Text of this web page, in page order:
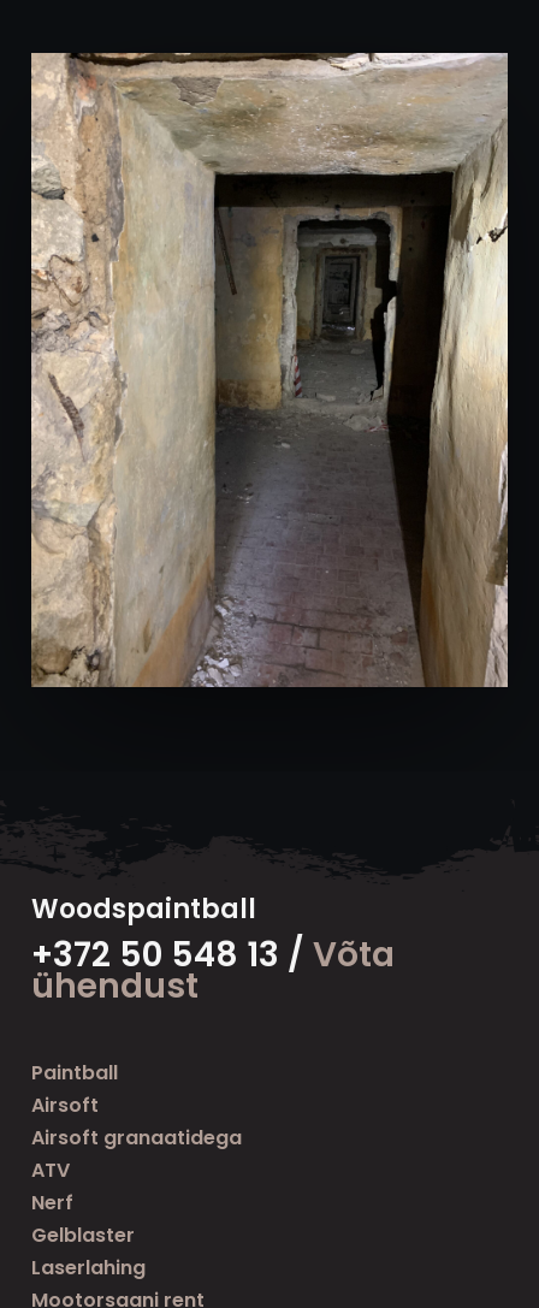
Woodspaintball
+372 50 548 13 /Võta
ühendust
Paintball
Airsoft
Airsoft granaatidega
ATV
Nerf
Gelblaster
Laserlahing
Mootorsaani rent